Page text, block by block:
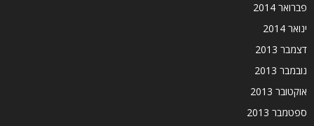
פברואר 2014
ינואר 2014
דצמבר 2013
נובמבר 2013
אוקטובר 2013
ספטמבר 2013